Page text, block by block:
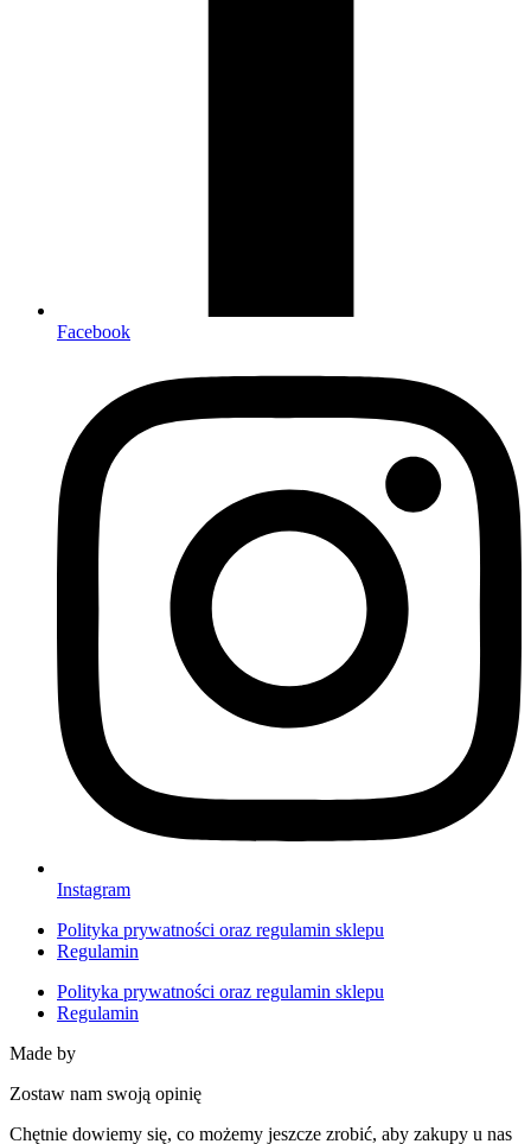
Facebook
Instagram
Polityka prywatności oraz regulamin sklepu
Regulamin
Polityka prywatności oraz regulamin sklepu
Regulamin
Made by
Zostaw nam swoją opinię
Chętnie dowiemy się, co możemy jeszcze zrobić, aby zakupy u nas